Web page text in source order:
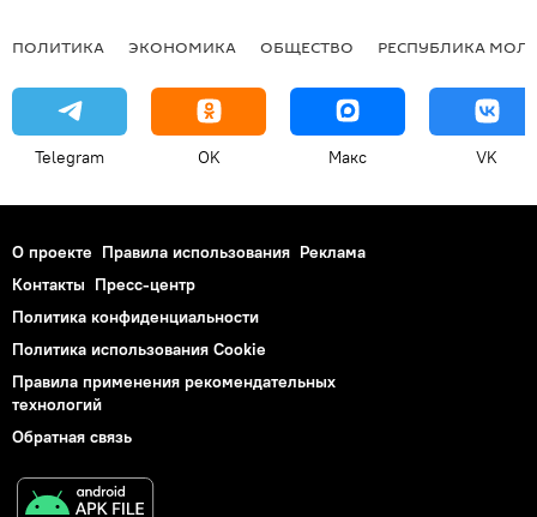
ПОЛИТИКА ЭКОНОМИКА ОБЩЕСТВО РЕСПУБЛИКА
Telegram OK Макс VK
О проекте Правила использования Реклама
Контакты Пресс-центр
Политика конфиденциальности
Политика использования Cookie
Правила применения рекомендательных
технологий
Обратная связь